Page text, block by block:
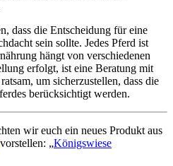
dass die Entscheidung für eine
sein sollte. Jedes Pferd ist
hängt von verschiedenen
erfolgt, ist eine Beratung mit
um sicherzustellen, dass die
berücksichtigt werden.
wir euch ein neues Produkt aus
vorstellen: „Königswiese